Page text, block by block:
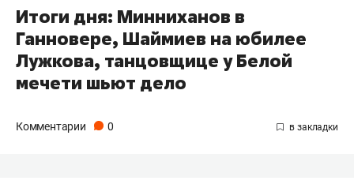
Итоги дня: Минниханов в
Ганновере, Шаймиев на юбилее
Лужкова, танцовщице у Белой
мечети шьют дело
Комментарии 0